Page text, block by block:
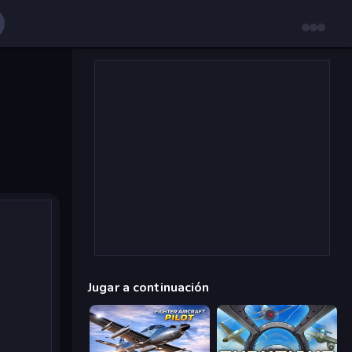
Jugar a continuación